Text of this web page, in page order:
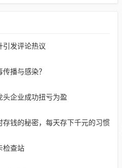
引发评论热议
播与感染？
企业成功扭亏为盈
存钱的秘密，每天存下千元的习惯
检查站